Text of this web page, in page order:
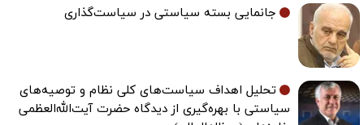
جانمایی بسته سیاستی در سیاست‌گذاری
تحلیل اهداف سیاست‌های کلی نظام و توصیه‌های
سیاستی با بهره‌گیری از دیدگاه حضرت آیت‌الله‌العظمی